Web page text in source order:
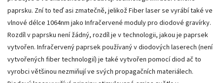
paprsku. Zní to teď asi zmatečně, jelikož Fiber laser se vyrábí také ve
vlnové délce 1064nm jako Infračervené moduly pro diodové gravírky.
Rozdíl v paprsku není žádný, rozdíl je v technologii, jakou je paprsek
vytvořen. Infračervený paprsek používaný v diodových laserech (není
vytvořených fiber technologií) je také vytvořen pomocí diod ač to
vyrobci většinou nezmiňují ve svých propagačních materiálech.